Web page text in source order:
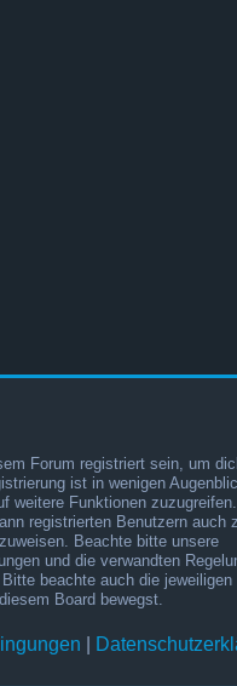
Forum registriert sein, um
ist in wenigen
weitere Funktionen
registrierten Benutzern auch
Beachte bitte unsere
und die verwandten
beachte auch die jeweiligen
Board bewegst.